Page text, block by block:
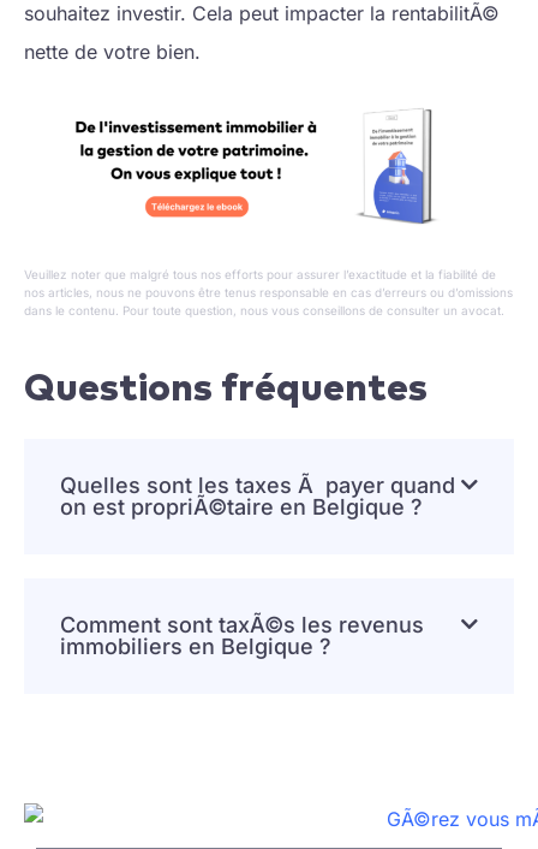
souhaitez investir. Cela peut impacter la rentabilitÃ©
nette de votre bien.
Veuillez noter que malgré tous nos efforts pour assurer l’exactitude et la fiabilité de
nos articles, nous ne pouvons être tenus responsable en cas d’erreurs ou d’omissions
dans le contenu. Pour toute question, nous vous conseillons de consulter un avocat.
Questions fréquentes
Quelles sont les taxes Ã payer quand
on est propriÃ©taire en Belgique ?
Comment sont taxÃ©s les revenus
immobiliers en Belgique ?